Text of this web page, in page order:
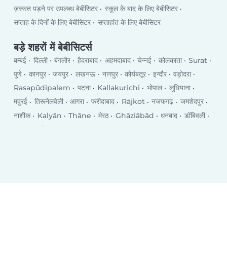
ज़रूरत पड़ने पर उपलब्ध बेबीसिटर
स्कूल के बाद के लिए बेबीसिटर
सप्ताह के दिनों के लिए बेबीसिटर
सप्ताहांत के लिए बेबीसिटर
बड़े शहरों में बेबीसिटर्स
बम्बई दिल्ली बंगलौर हैदराबाद अहमदाबाद चेन्नई कोलकाता
Surat
पुणे
कानपुर जयपुर लखनऊ नागपुर कोयंबतूर इन्दौर
वड़ोदरा
Rasapūdipalem
पटना Kallakurichi भोपाल
लुधियाना
मदुरई
तिरूनेलवेली आगरा फरीदाबाद Rājkot नजफगढ़
जमशेदपुर
नाशीक
Kalyān Thāne मेरठ Ghāziābād धनबाद
डोंबिवली
वाराणसी
विजयवाडा